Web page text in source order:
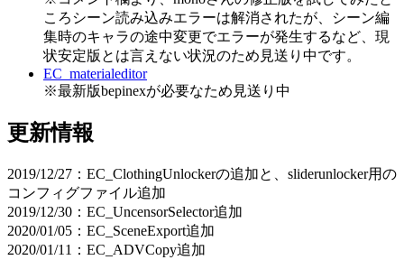
ころシーン読み込みエラーは解消されたが、シーン編
集時のキャラの途中変更でエラーが発生するなど、現
状安定版とは言えない状況のため見送り中です。
EC_materialeditor
※最新版bepinexが必要なため見送り中
更新情報
2019/12/27：EC_ClothingUnlockerの追加と、sliderunlocker用の
コンフィグファイル追加
2019/12/30：EC_UncensorSelector追加
2020/01/05：EC_SceneExport追加
2020/01/11：EC_ADVCopy追加